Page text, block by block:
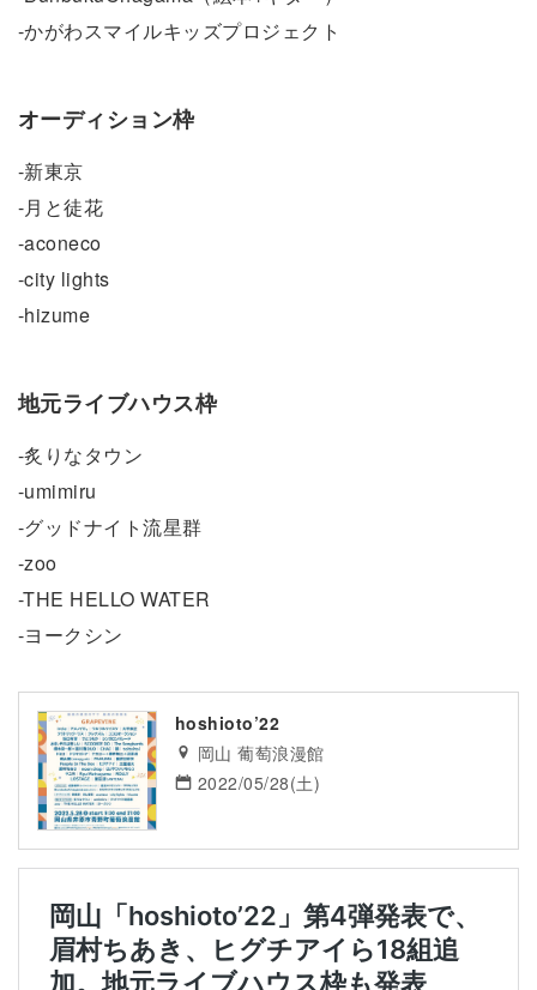
-かがわスマイルキッズプロジェクト
オーディション枠
-新東京
-月と徒花
-aconeco
-city lights
-hizume
地元ライブハウス枠
-炙りなタウン
-umimiru
-グッドナイト流星群
-zoo
-THE HELLO WATER
-ヨークシン
hoshioto’22
岡山 葡萄浪漫館
2022/05/28(土)